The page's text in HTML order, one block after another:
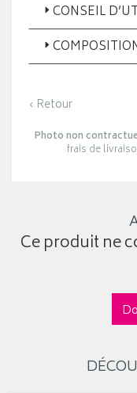
CONSEIL
‹ Retour
Photo non
frais de
Ce produit ne